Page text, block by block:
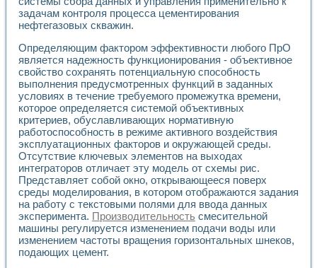
Система блокировок, сигнализации и защиты ускорителя
Система сбора данных и управления процессом
Разработка программного обеспечения с
Использование технологий NATIONAL INSTRUMENTS
Оборудование для промышленной термотрансферной
Автоматизация реометрических исследований на базе
Применение измерителя иммитанса для исследова¬ния
Исследование электромагнитных переходных процессов
Стенд для исследования электрических переходных
Автоматизация контроля сварных швов на базе
Измерительный контроль с применением
Моделирование надежности и эффективности систем
Лабораторные практикумы и учебные стенды
Автоматизация лабораторного стенда по измерению
Автоматизированные лабораторные комплексы для
Виртуальный прибор для исследования нелинейных
Использование виртуальных приборов в процесе
Использование программ ELECTRONICS WORKBENCH-
задачам контроля процесса цементирования
нефтегазовых скважин.
Определяющим фактором эффективности любого ПрО
является надежность функционирования - объективное
свойство сохранять потенциальную способность
выполнения предусмотренных функций в заданных
условиях в течение требуемого промежутка времени,
которое определяется системой объективных
критериев, обуславливающих нормативную
работоспособность в режиме активного воздействия
эксплуатационных факторов и окружающей среды.
Отсутствие ключевых элементов на выходах
интеграторов отличает эту модель от схемы рис.
Представляет собой окно, открывающееся поверх
среды моделирования, в котором отображаются задания
на работу с текстовыми полями для ввода данных
эксперимента. Производительность смесительной
машины регулируется изменением подачи воды или
изменением частоты вращения горизонтальных шнеков,
подающих цемент.